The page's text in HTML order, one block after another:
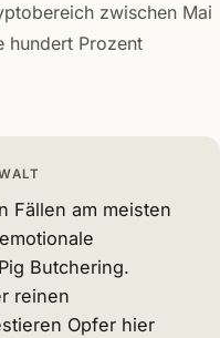
zwischen Mai
hundert Prozent
Fällen am meisten
Butchering.
reinen
Opfer hier